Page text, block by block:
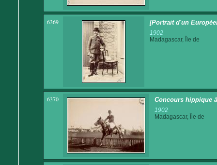
6369 [Portrait d'un
1902
Madagascar, Île de
6370 Concours hippique
1902
Madagascar, Île de